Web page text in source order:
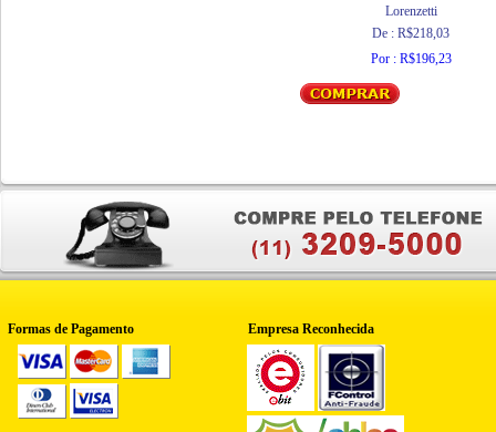
Lorenzetti
De : R$218,03
Por : R$196,23
Formas de Pagamento Empresa Reconhecida